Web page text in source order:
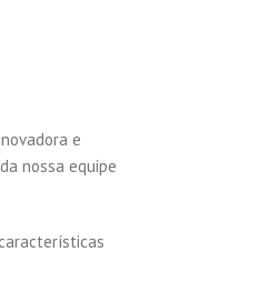
e
nossa equipe